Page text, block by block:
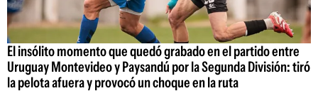
El insólito momento que quedó grabado en el partido entre
Uruguay Montevideo y Paysandú por la Segunda División: tiró
la pelota afuera y provocó un choque en la ruta